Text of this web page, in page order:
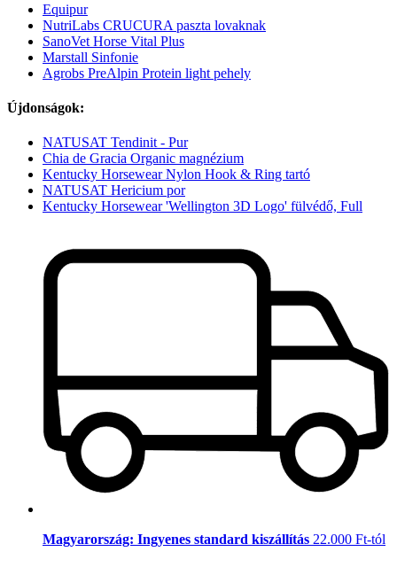
Equipur
NutriLabs CRUCURA paszta lovaknak
SanoVet Horse Vital Plus
Marstall Sinfonie
Agrobs PreAlpin Protein light pehely
Újdonságok:
NATUSAT Tendinit - Pur
Chia de Gracia Organic magnézium
Kentucky Horsewear Nylon Hook & Ring tartó
NATUSAT Hericium por
Kentucky Horsewear 'Wellington 3D Logo' fülvédő, Full
Magyarország: Ingyenes standard kiszállítás 22.000 Ft-tól